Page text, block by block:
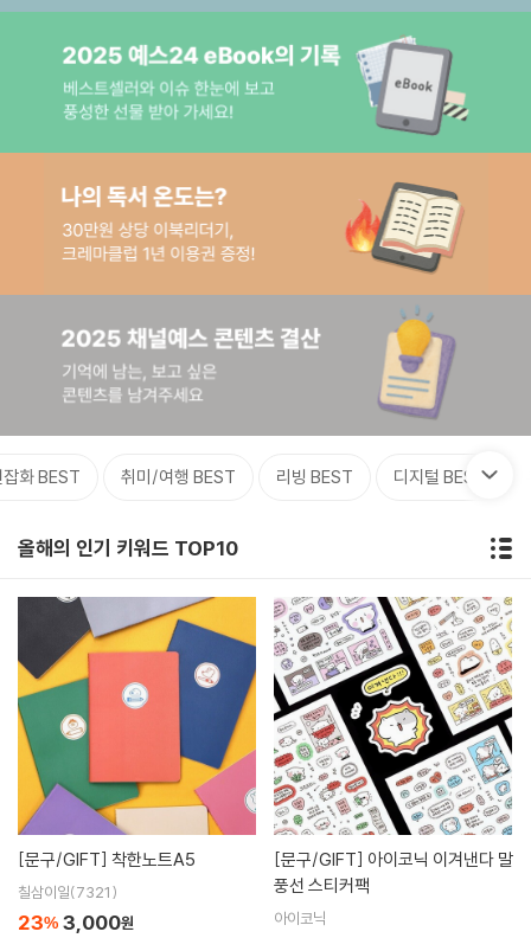
화 BEST 취미/여행 BEST 리빙 BEST 디지털 BEST
올해의 인기 키워드 TOP10
[문구/GIFT] 착한노트A5
칠삼이일(7321)
23% 3,000원
[문구/GIFT]
풍선 스티커팩
아이코닉